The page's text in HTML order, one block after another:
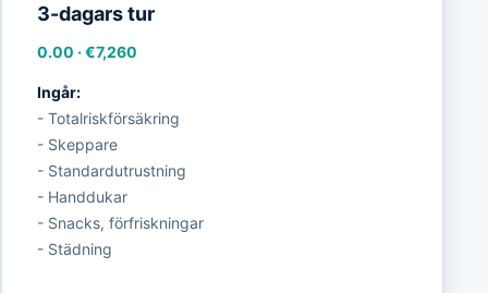
3-dagars tur
0.00 ·€7,260
Ingår:
- Totalriskförsäkring
- Skeppare
- Standardutrustning
- Handdukar
- Snacks, förfriskningar
- Städning